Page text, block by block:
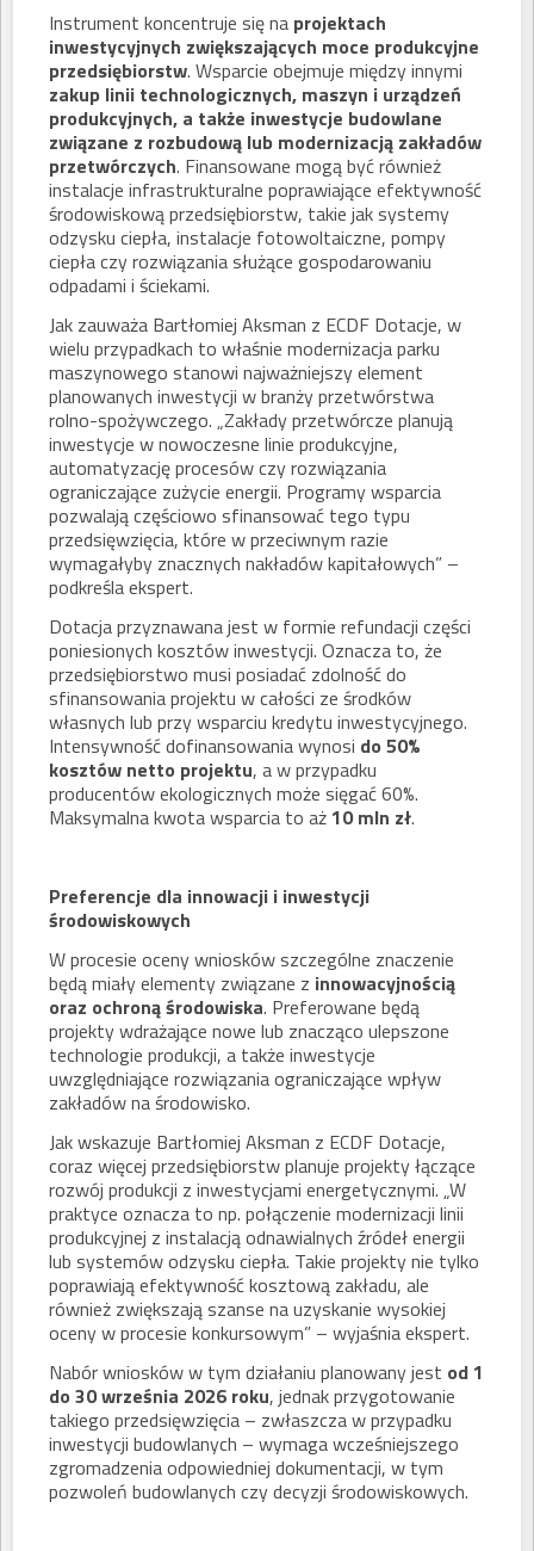
Instrument koncentruje się na projektach
inwestycyjnych zwiększających moce produkcyjne
przedsiębiorstw. Wsparcie obejmuje między innymi
zakup linii technologicznych, maszyn i urządzeń
produkcyjnych, a także inwestycje budowlane
związane z rozbudową lub modernizacją zakładów
przetwórczych. Finansowane mogą być również
instalacje infrastrukturalne poprawiające efektywność
środowiskową przedsiębiorstw, takie jak systemy
odzysku ciepła, instalacje fotowoltaiczne, pompy
ciepła czy rozwiązania służące gospodarowaniu
odpadami i ściekami.
Jak zauważa Bartłomiej Aksman z ECDF Dotacje, w
wielu przypadkach to właśnie modernizacja parku
maszynowego stanowi najważniejszy element
planowanych inwestycji w branży przetwórstwa
rolno-spożywczego. „Zakłady przetwórcze planują
inwestycje w nowoczesne linie produkcyjne,
automatyzację procesów czy rozwiązania
ograniczające zużycie energii. Programy wsparcia
pozwalają częściowo sfinansować tego typu
przedsięwzięcia, które w przeciwnym razie
wymagałyby znacznych nakładów kapitałowych” –
podkreśla ekspert.
Dotacja przyznawana jest w formie refundacji części
poniesionych kosztów inwestycji. Oznacza to, że
przedsiębiorstwo musi posiadać zdolność do
sfinansowania projektu w całości ze środków
własnych lub przy wsparciu kredytu inwestycyjnego.
Intensywność dofinansowania wynosi do 50%
kosztów netto projektu, a w przypadku
producentów ekologicznych może sięgać 60%.
Maksymalna kwota wsparcia to aż 10 mln zł.
Preferencje dla innowacji i inwestycji
środowiskowych
W procesie oceny wniosków szczególne znaczenie
będą miały elementy związane z innowacyjnością
oraz ochroną środowiska. Preferowane będą
projekty wdrażające nowe lub znacząco ulepszone
technologie produkcji, a także inwestycje
uwzględniające rozwiązania ograniczające wpływ
zakładów na środowisko.
Jak wskazuje Bartłomiej Aksman z ECDF Dotacje,
coraz więcej przedsiębiorstw planuje projekty łączące
rozwój produkcji z inwestycjami energetycznymi. „W
praktyce oznacza to np. połączenie modernizacji linii
produkcyjnej z instalacją odnawialnych źródeł energii
lub systemów odzysku ciepła. Takie projekty nie tylko
poprawiają efektywność kosztową zakładu, ale
również zwiększają szanse na uzyskanie wysokiej
oceny w procesie konkursowym” – wyjaśnia ekspert.
Nabór wniosków w tym działaniu planowany jest od 1
do 30 września 2026 roku, jednak przygotowanie
takiego przedsięwzięcia – zwłaszcza w przypadku
inwestycji budowlanych – wymaga wcześniejszego
zgromadzenia odpowiedniej dokumentacji, w tym
pozwoleń budowlanych czy decyzji środowiskowych.